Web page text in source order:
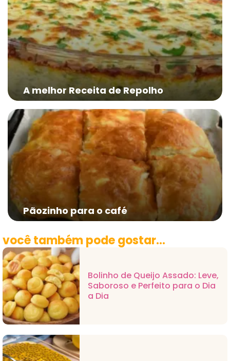
A melhor Receita de Repolho
Pãozinho para o café
você também pode gostar...
Bolinho de Queijo Assado: Leve,
Saboroso e Perfeito para o Dia
a Dia